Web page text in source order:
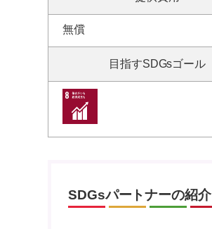
無償
目指すSDGsゴール
SDGsパートナーの紹介